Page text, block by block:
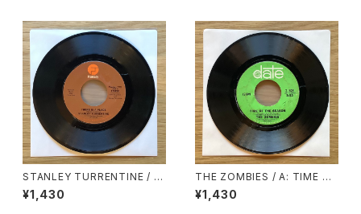
STANLEY TURRENTINE / A:
EVIL WAYS / B: LOVE HANG
OVER
¥1,430
THE ZOMBIES / A: TIME OF
THE SEASON / B: FRIENDS
OF MINE
¥1,430